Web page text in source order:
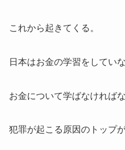
これから起きてくる。
日本はお金の学習をしていな
お金について学ばなければな
犯罪が起こる原因のトップが